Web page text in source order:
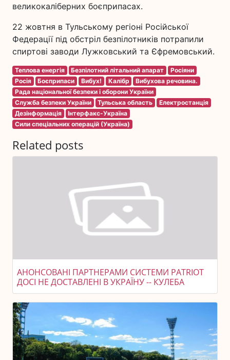
великокаліберних боєприпасах.
22 жовтня в Тульському регіоні Російської
Федерації під обстріл безпілотників потрапили
спиртові заводи Лужковський та Єфремовський.
Теплова енергія Безпілотний літальний апарат
Росіяни
Росія
Боєприпаси Вибух! Калібр
Вибухова речовина.
Рада національної безпеки і оборони України
Служба безпеки України
Тульська область
Електростанція
Дезінформація
Інтерфакс-Україна
Сили спеціальних операцій (Україна)
Related posts
АНОНСОВАНІ ПАРТНЕРАМИ СИСТЕМИ PATRIOT
ДОСІ НЕ ДОСТАВЛЕНІ В УКРАЇНУ -- КУЛЕБА